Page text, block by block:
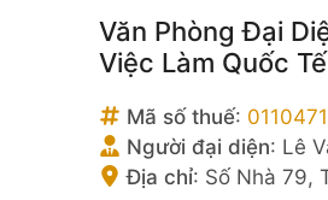
Văn Phòng Đại
Việc Làm Quốc
Mã số thuế:
Người đại diện: Lê
Địa chỉ: Số Nhà 79,